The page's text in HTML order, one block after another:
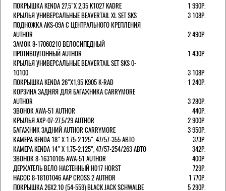
ПОКРЫШКА KENDA 27,5"Х 2,35 K1027 KADRE
1 990Р.
КРЫЛЬЯ УНИВЕРСАЛЬНЫЕ BEAVERTAIL XL SET SKS
3 108Р.
ПОДНОЖКА AKS-09A C ЦЕНТРАЛЬНОГО КРЕПЛЕНИЯ
AUTHOR
2 490Р.
ЗАМОК 8-17060210 ВЕЛОСИПЕДНЫЙ
ПРОТИВОУГОННЫЙ AUTHOR
1 430Р.
КРЫЛЬЯ УНИВЕРСАЛЬНЫЕ BEAVERTAIL SET SKS 0-
10100
3 108Р.
ПОКРЫШКА KENDA 26"Х1,95 K905 K-RAD
1 240Р.
КОРЗИНА ЗАДНЯЯ ДЛЯ БАГАЖНИКА CARRYMORE
AUTHOR
3 280Р.
ЗВОНОК AWA-51 AUTHOR
440Р.
КРЫЛЬЯ AXP-07-27,5/29 AUTHOR
2 900Р.
БАГАЖНИК ЗАДНИЙ AUTHOR CARRYMORE
3 950Р.
КАМЕРА KENDA 18" Х 1.75-2.125", 47/57-355 АВТО
373Р.
КАМЕРА KENDA 14" Х 1.75-2.125", 47/57-254/263 АВТО
342Р.
ЗВОНОК 8-16310105 AWA-51 AUTHOR
400Р.
ДЕРЖАТЕЛЬ ВЕЛО НАСТЕННЫЙ H017 HORST
729Р.
НАСОС 8-18101046 AAP CROSS 2 AUTHOR
1 770Р.
ПОКРЫШКА 26X2.10 (54-559) BLACK JACK SCHWALBE
5 290Р.